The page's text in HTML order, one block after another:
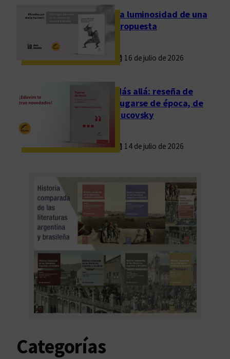
La luminosidad de una
propuesta
16 de julio de 2026
Más allá: reseña de
Fugarse de época, de
Rucovsky
14 de julio de 2026
Categorías